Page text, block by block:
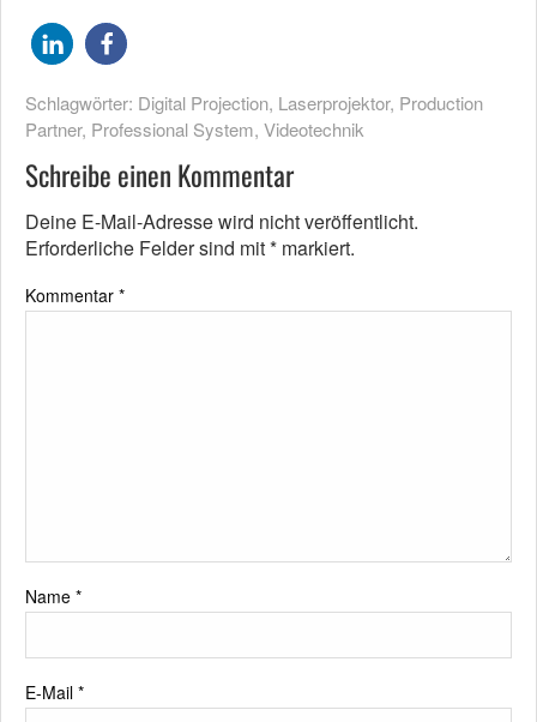
Schlagwörter: Digital Projection, Laserprojektor, Production
Partner, Professional System, Videotechnik
Schreibe einen Kommentar
Deine E-Mail-Adresse wird nicht veröffentlicht.
Erforderliche Felder sind mit* markiert.
Kommentar *
Name *
E-Mail *